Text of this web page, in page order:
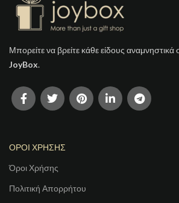
Μπορείτε να βρείτε κάθε είδους
JoyBox.
ΟΡΟΙ ΧΡΗΣΗΣ
Όροι Χρήσης
Πολιτική Απορρήτου